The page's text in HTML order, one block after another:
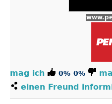
mag ich 0% 0%
einen Freund